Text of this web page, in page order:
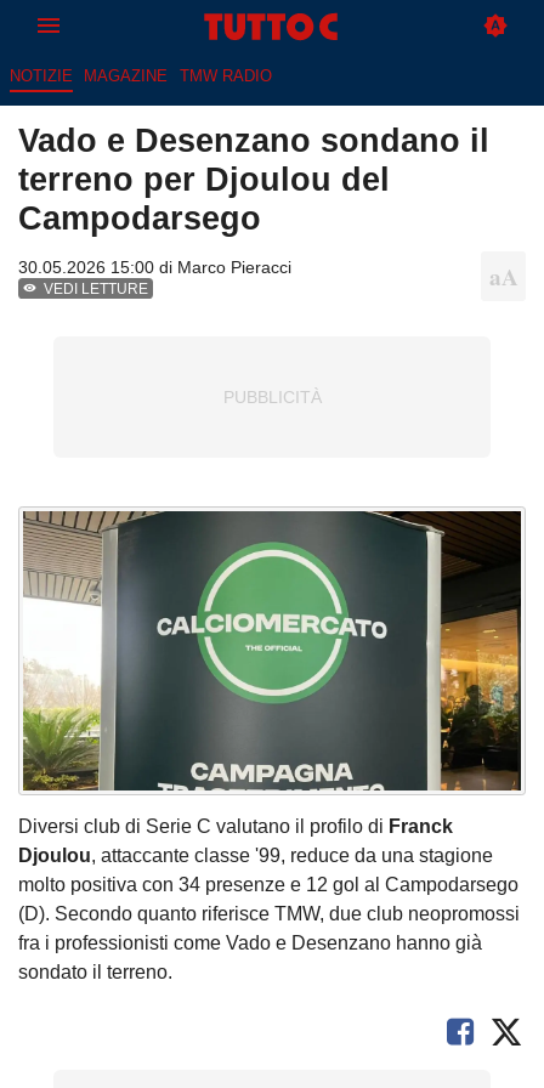
NOTIZIE MAGAZINE TMW RADIO
Vado e Desenzano sondano il
terreno per Djoulou del
Campodarsego
30.05.2026 15:00 di Marco Pieracci
VEDI LETTURE
Diversi club di Serie C valutano il profilo di Franck
Djoulou, attaccante classe '99, reduce da una stagione
molto positiva con 34 presenze e 12 gol al Campodarsego
(D). Secondo quanto riferisce TMW, due club neopromossi
fra i professionisti come Vado e Desenzano hanno già
sondato il terreno.